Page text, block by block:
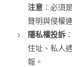
注意 ：必須
聲明與侵權
隱私權投訴
住址、私人
報。